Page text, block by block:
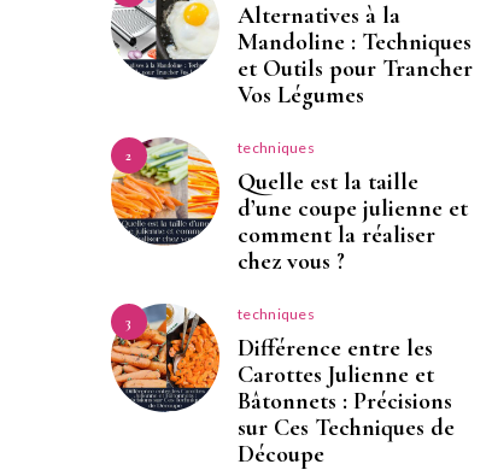
Alternatives à la
Mandoline : Techniques
et Outils pour Trancher
Vos Légumes
2 techniques
Quelle est la taille
d’une coupe julienne et
comment la réaliser
chez vous ?
3 techniques
Différence entre les
Carottes Julienne et
Bâtonnets : Précisions
sur Ces Techniques de
Découpe